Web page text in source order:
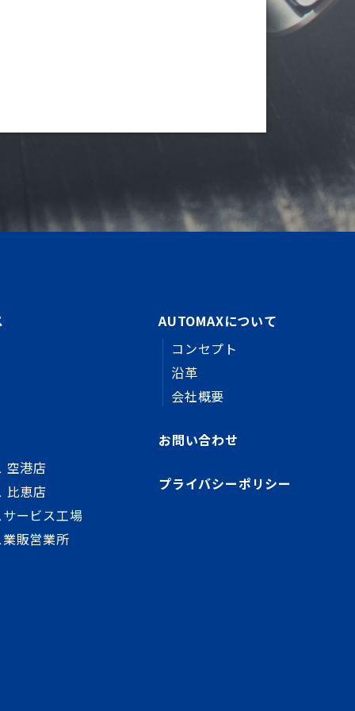
空港店
比恵店
ービス工場
販営業所
AUTOMAXについて
コンセプト
沿革
会社概要
お問い合わせ
プライバシーポリシー